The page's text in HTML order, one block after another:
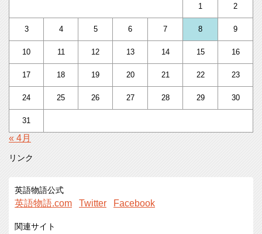
1 2
3 4 5 6 7 8 9
10 11 12 13 14 15 16
17 18 19 20 21 22 23
24 25 26 27 28 29 30
31
« 4月
リンク
英語物語公式
英語物語.com Twitter Facebook
関連サイト